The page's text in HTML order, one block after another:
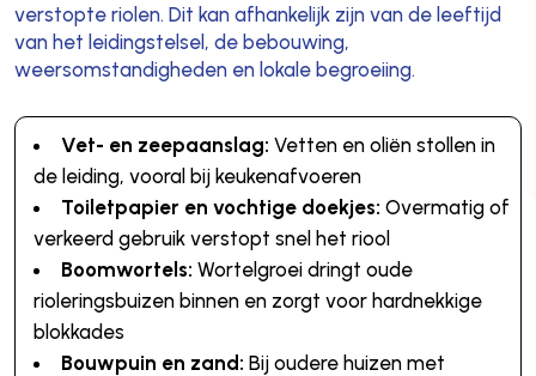
verstopte riolen. Dit kan afhankelijk zijn van de leeftijd
van het leidingstelsel, de bebouwing,
weersomstandigheden en lokale begroeiing.
Vet- en zeepaanslag: Vetten en oliën stollen in
de leiding, vooral bij keukenafvoeren
Toiletpapier en vochtige doekjes: Overmatig of
verkeerd gebruik verstopt snel het riool
Boomwortels: Wortelgroei dringt oude
rioleringsbuizen binnen en zorgt voor hardnekkige
blokkades
Bouwpuin en zand: Bij oudere huizen met